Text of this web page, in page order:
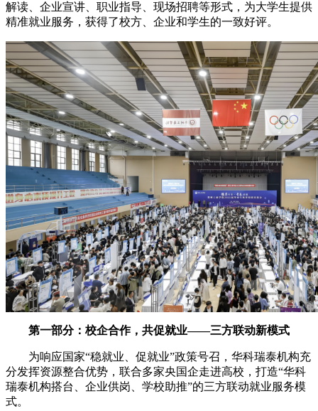
解读、企业宣讲、职业指导、现场招聘等形式，为大学生提供
精准就业服务，获得了校方、企业和学生的一致好评。
第一部分：校企合作，共促就业——三方联动新模式
为响应国家“稳就业、促就业”政策号召，华科瑞泰机构充
分发挥资源整合优势，联合多家央国企走进高校，打造“华科
瑞泰机构搭台、企业供岗、学校助推”的三方联动就业服务模
式。